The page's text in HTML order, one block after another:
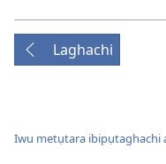
Laghachi
Iwu metụtara ibipụtaghachi